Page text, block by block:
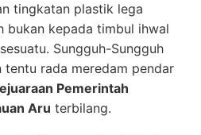
tingkatan plastik lega
bukan kepada timbul ihwal
Sungguh-Sungguh
tentu rada meredam pendar
Pemerintah
Aru terbilang.